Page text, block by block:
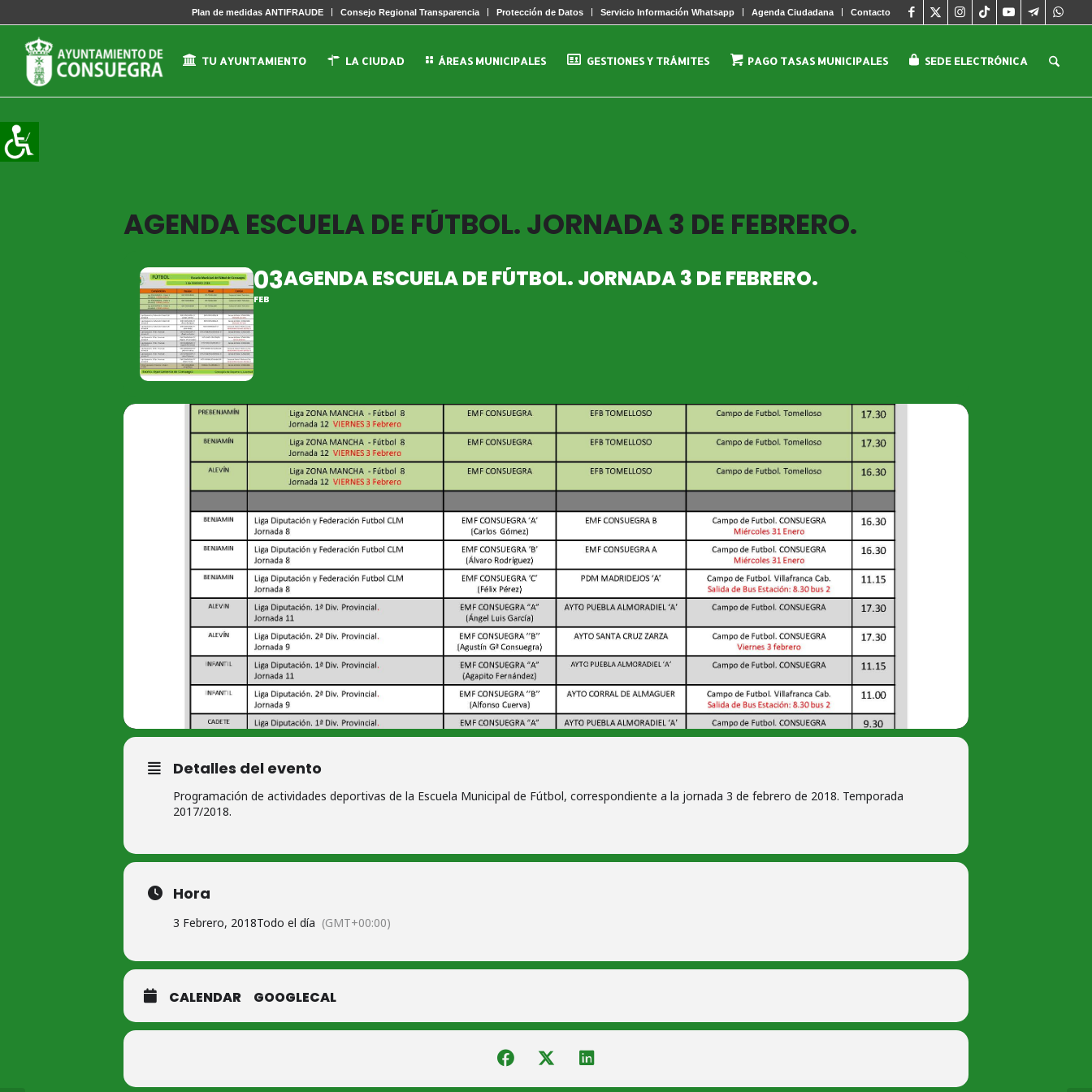
Plan de medidas ANTIFRAUDE Consejo Regional Transparencia Protección de Datos Servicio Información Whatsapp Agenda Ciudadana Contacto
TU AYUNTAMIENTO LA CIUDAD ÁREAS MUNICIPALES GESTIONES Y TRÁMITES PAGO TASAS MUNICIPALES SEDE ELECTRÓNICA
AGENDA ESCUELA DE FÚTBOL. JORNADA 3 DE FEBRERO.
03
FEB
AGENDA ESCUELA DE FÚTBOL. JORNADA 3 DE FEBRERO.
Detalles del evento
Programación de actividades deportivas de la Escuela Municipal de Fútbol, correspondiente a la jornada 3 de febrero de 2018. Temporada
2017/2018.
Hora
3 Febrero, 2018Todo el día (GMT+00:00)
CALENDAR GOOGLECAL